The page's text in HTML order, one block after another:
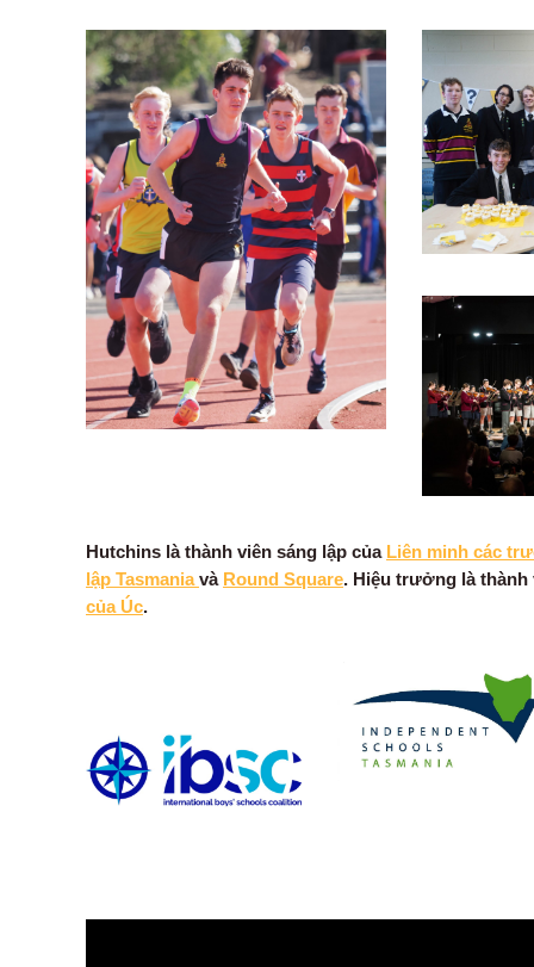
Hutchins là thành viên sáng lập của Liên minh các
lập Tasmaniavà Round Square. Hiệu trưởng là
của Úc.